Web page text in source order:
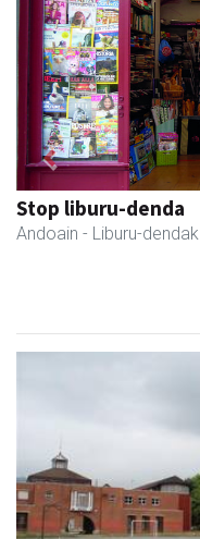
Stop liburu-denda
Andoain - Liburu-dendak
Previous